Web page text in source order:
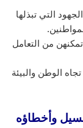
التي تبذلها
من التعامل
الوطن والبيئة
وأخطاؤه